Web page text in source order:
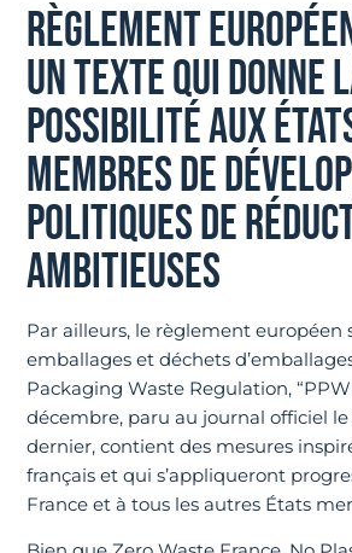
RÈGLEMENT
UN TEXTE QUI DONNE
POSSIBILITÉ AUX
MEMBRES DE
POLITIQUES DE
AMBITIEUSES
Par ailleurs, le règlement européen
emballages et déchets
Packaging Waste Regulation,
décembre, paru au journal officiel
dernier, contient des mesures
français et qui s’appliqueront
France et à tous les autres États